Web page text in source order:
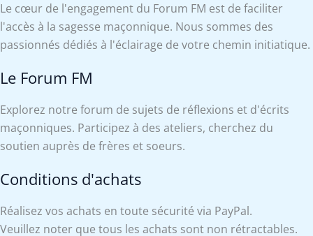
Le cœur de l'engagement du Forum FM est de faciliter
l'accès à la sagesse maçonnique. Nous sommes des
passionnés dédiés à l'éclairage de votre chemin initiatique.
Le Forum FM
Explorez notre forum de sujets de réflexions et d'écrits
maçonniques. Participez à des ateliers, cherchez du
soutien auprès de frères et soeurs.
Conditions d'achats
Réalisez vos achats en toute sécurité via PayPal.
Veuillez noter que tous les achats sont non rétractables.